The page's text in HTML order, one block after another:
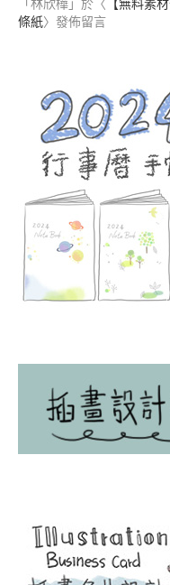
「林欣樺 」於〈 【無料素
條紙〉發佈留言